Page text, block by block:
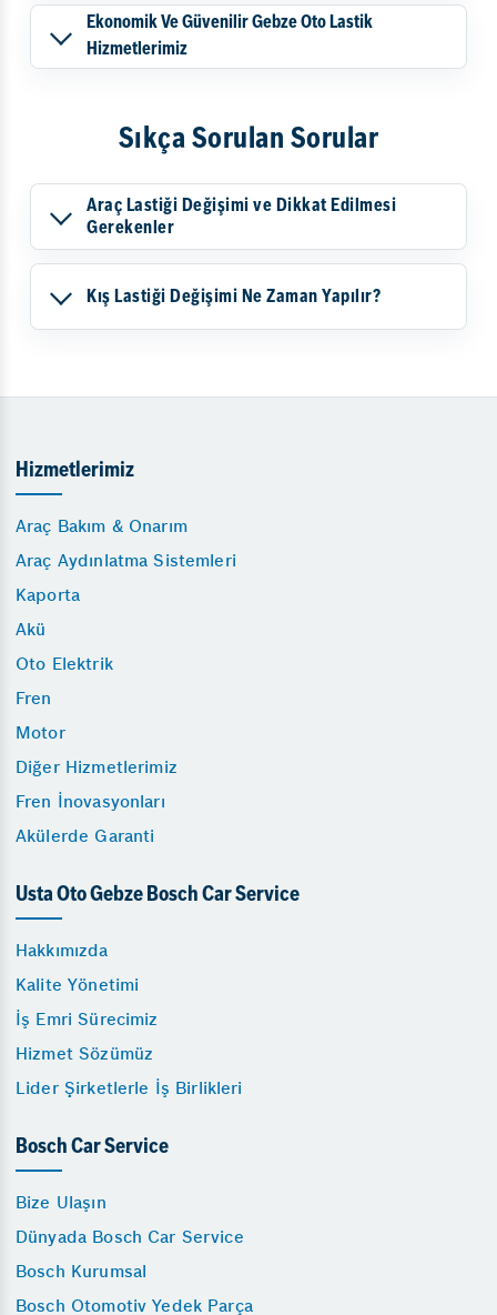
Ekonomik Ve Güvenilir Gebze Oto Lastik
Hizmetlerimiz
Sıkça Sorulan Sorular
Araç Lastiği Değişimi ve Dikkat Edilmesi
Gerekenler
Kış Lastiği Değişimi Ne Zaman Yapılır?
Hizmetlerimiz
Araç Bakım & Onarım
Araç Aydınlatma Sistemleri
Kaporta
Akü
Oto Elektrik
Fren
Motor
Diğer Hizmetlerimiz
Fren İnovasyonları
Akülerde Garanti
Usta Oto Gebze Bosch Car Service
Hakkımızda
Kalite Yönetimi
İş Emri Sürecimiz
Hizmet Sözümüz
Lider Şirketlerle İş Birlikleri
Bosch Car Service
Bize Ulaşın
Dünyada Bosch Car Service
Bosch Kurumsal
Bosch Otomotiv Yedek Parça